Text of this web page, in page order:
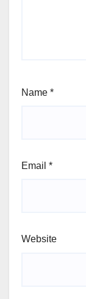
Name *
Email *
Website